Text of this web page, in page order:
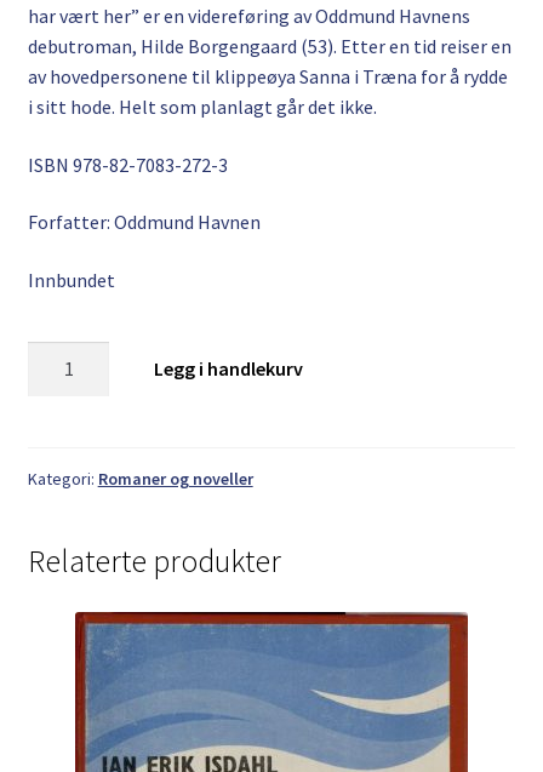
har vært her” er en videreføring av Oddmund Havnens
debutroman, Hilde Borgengaard (53). Etter en tid reiser en
av hovedpersonene til klippeøya Sanna i Træna for å rydde
i sitt hode. Helt som planlagt går det ikke.
ISBN 978-82-7083-272-3
Forfatter: Oddmund Havnen
Innbundet
vært
Legg i handlekurv
Kategori: Romaner og noveller
Relaterte produkter